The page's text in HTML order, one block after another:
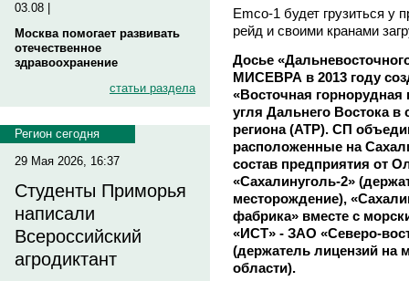
03.08 |
Москва помогает развивать
отечественное
здравоохранение
статьи раздела
Регион сегодня
29 Мая 2026, 16:37
Студенты Приморья
написали
Всероссийский
агродиктант
Еmco-1 будет грузиться у
рейд и своими кранами
Досье
МИСЕВРА в 2013 году
«Восточная
угля Дальнего Востока в
региона (АТР). СП
расположенные на
состав предприятия от
«Сахалинуголь-2»
месторождение),
фабрика» вместе с
«ИСТ» - ЗАО «Северо-
(держатель лицензий на
области).